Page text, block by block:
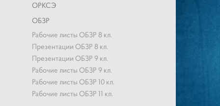
ОРКСЭ
ОБЗР
Рабочие листы ОБЗР 8 кл.
Презентации ОБЗР 8 кл.
Презентации ОБЗР 9 кл.
Рабочие листы ОБЗР 9 кл.
Рабочие листы ОБЗР 10 кл.
Рабочие листы ОБЗР 11 кл.